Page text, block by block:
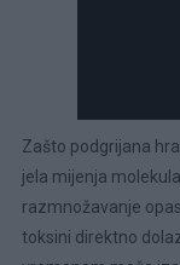
Zašto podgrijana
jela mijenja
razmnožavanje
toksini direktno